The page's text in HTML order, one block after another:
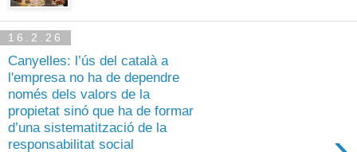
16.2.26
Canyelles: l’ús del català a
l'empresa no ha de dependre
només dels valors de la
propietat sinó que ha de formar
d’una sistematització de la
responsabilitat social